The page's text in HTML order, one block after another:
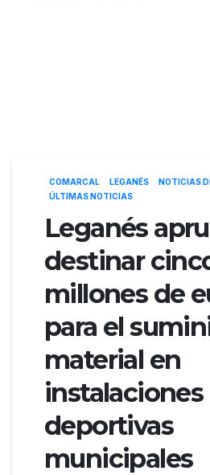
COMARCAL LEGANÉS
NOTICIAS
ÚLTIMAS NOTICIAS
Leganés
destinar
millones de
para el
material en
instalaciones
deportivas
municipales